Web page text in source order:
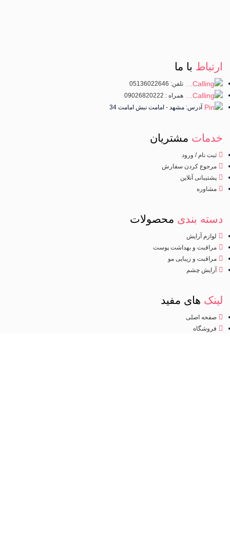
ارتباط با ما
تلفن: 05136022646
همراه : 09026820222
آدرس: مشهد - امامت نبش امامت 34
خدمات مشتریان
ثبت نام / ورود
مرجوع کردن سفارش
پشتیبانی آنلاین
مشاوره
دسته بندی محصولات
لوازم آرایش
مراقبت و بهداشت پوست
مراقبت و زیبایی مو
آرایش چشم
لینک های مفید
صفحه اصلی
فروشگاه